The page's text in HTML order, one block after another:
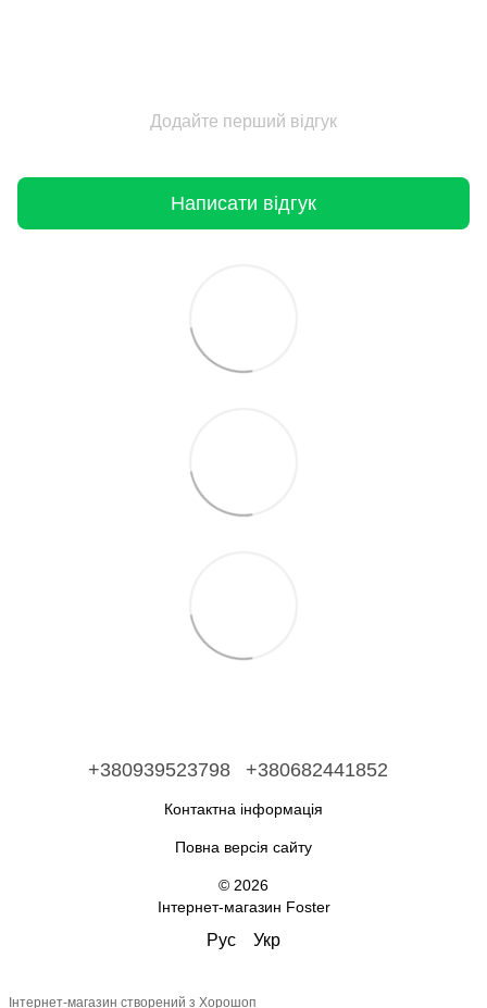
Додайте перший відгук
Написати відгук
+380939523798 +380682441852
Контактна інформація
Повна версія сайту
© 2026
Інтернет-магазин Foster
Рус Укр
Інтернет-магазин створений з Хорошоп